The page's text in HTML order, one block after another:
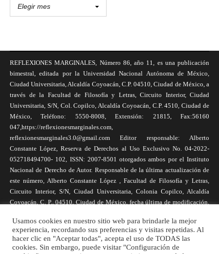
REFLEXIONES MARGINALES, Número 86, año 11, es una publicación
bimestral, editada por la Universidad Nacional Autónoma de México,
Ciudad Universitaria, Alcaldía Coyoacán, C.P. 04510, Ciudad de México, a
través de la Facultad de Filosofía y Letras, Circuito Interior, Ciudad
Universitaria, S/N, Col. Copilco, Alcaldía Coyoacán, C.P. 4510, Ciudad de
México, Teléfono: 5550-8008, Extensión: 21815, Fax:56160
047,https://reflexionesmarginales.com,
reflexionesmarginales3.0@gmail.com Editor responsable: Alberto
Constante López, Reserva de Derechos al Uso Exclusivo No. 04-2022-
052718494700- 102, ISSN: 2007-8501 otorgados ambos por el Instituto
Nacional de Derecho de Autor. Responsable de la última actualización de
este número, Alberto Constante López , Facultad de Filosofía y Letras,
Circuito Interior, S/N, Ciudad Universitaria, Colonia Copilco, Alcaldía
Coyoacán, C. P., 04510, Ciudad de México, fecha última de modificación,
necesariamente reflejan la postura de la revista, ni de Universidad Nacional
Autónoma de México. Los autores son responsables de los contenidos de
sus artículos. Se autoriza la reproducción total o parcial de los textos aquí
Usamos cookies en nuestro sitio web para brindarle la mejor
experiencia, recordando sus preferencias y visitas repetidas. Al
hacer clic en "Aceptar todas", acepta el uso de TODAS las
cookies. Sin embargo, puede visitar "Configuración de